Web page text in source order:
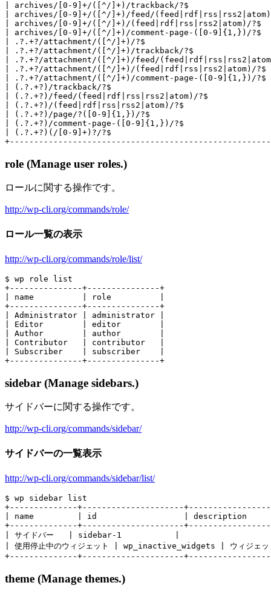
role (Manage user roles.)
ロールに関する操作です。
http://wp-cli.org/commands/role/
ロール一覧の表示
http://wp-cli.org/commands/role/list/
$ wp role list
+---------------+---------------+
| name          | role          |
+---------------+---------------+
| Administrator | administrator |
| Editor        | editor        |
| Author        | author        |
| Contributor   | contributor   |
| Subscriber    | subscriber    |
sidebar (Manage sidebars.)
サイドバーに関する操作です。
http://wp-cli.org/commands/sidebar/
サイドバーの一覧表示
http://wp-cli.org/commands/sidebar/list/
$ wp sidebar list
+--------------+---------------------
| name         | id                  |
+--------------+---------------------
| サイドバー   | sidebar-1           |
| 使用停止中のウィジェット | wp_inactive_widgets | ウィジェット
theme (Manage themes.)